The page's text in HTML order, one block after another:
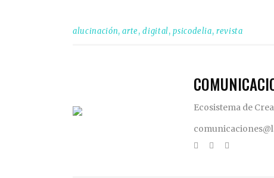
alucinación,arte,digital,psicodelia,revista
Ecosistema de